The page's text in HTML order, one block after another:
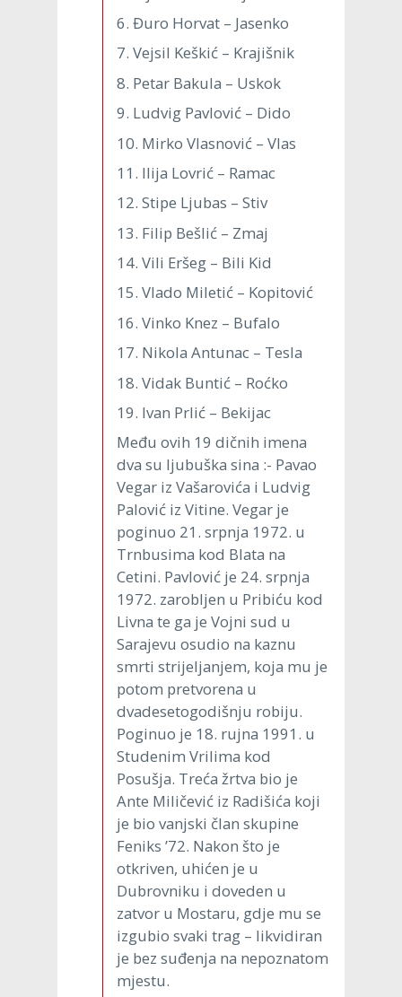
6. Đuro Horvat – Jasenko
7. Vejsil Keškić – Krajišnik
8. Petar Bakula – Uskok
9. Ludvig Pavlović – Dido
10. Mirko Vlasnović – Vlas
11. Ilija Lovrić – Ramac
12. Stipe Ljubas – Stiv
13. Filip Bešlić – Zmaj
14. Vili Eršeg – Bili Kid
15. Vlado Miletić – Kopitović
16. Vinko Knez – Bufalo
17. Nikola Antunac – Tesla
18. Vidak Buntić – Roćko
19. Ivan Prlić – Bekijac
Među ovih 19 dičnih imena
dva su ljubuška sina :- Pavao
Vegar iz Vašarovića i Ludvig
Palović iz Vitine. Vegar je
poginuo 21. srpnja 1972. u
Trnbusima kod Blata na
Cetini. Pavlović je 24. srpnja
1972. zarobljen u Pribiću kod
Livna te ga je Vojni sud u
Sarajevu osudio na kaznu
smrti strijeljanjem, koja mu je
potom pretvorena u
dvadesetogodišnju robiju.
Poginuo je 18. rujna 1991. u
Studenim Vrilima kod
Posušja. Treća žrtva bio je
Ante Miličević iz Radišića koji
je bio vanjski član skupine
Feniks ’72. Nakon što je
otkriven, uhićen je u
Dubrovniku i doveden u
zatvor u Mostaru, gdje mu se
izgubio svaki trag – likvidiran
je bez suđenja na nepoznatom
mjestu.